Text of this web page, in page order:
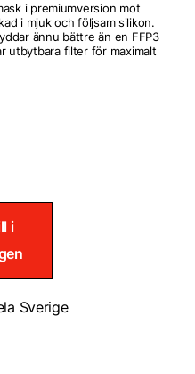
i premiumversion mot
i mjuk och följsam silikon.
ännu bättre än en FFP3
utbytbara filter för maximalt
i
Sverige